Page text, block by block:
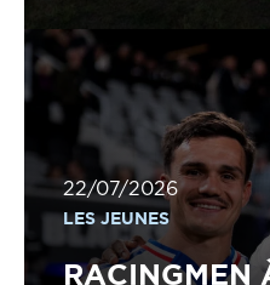
22/07/2026
LES JEUNES
RACINGMEN